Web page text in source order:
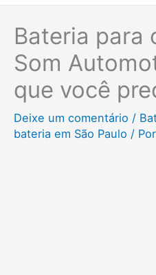
Bateria para
Som
que você
Deixe um comentário /
bateria em São Paulo / Por